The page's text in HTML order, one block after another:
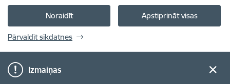
Noraidīt Apstiprināt visas
Pārvaldīt sīkdatnes
Izmaiņas